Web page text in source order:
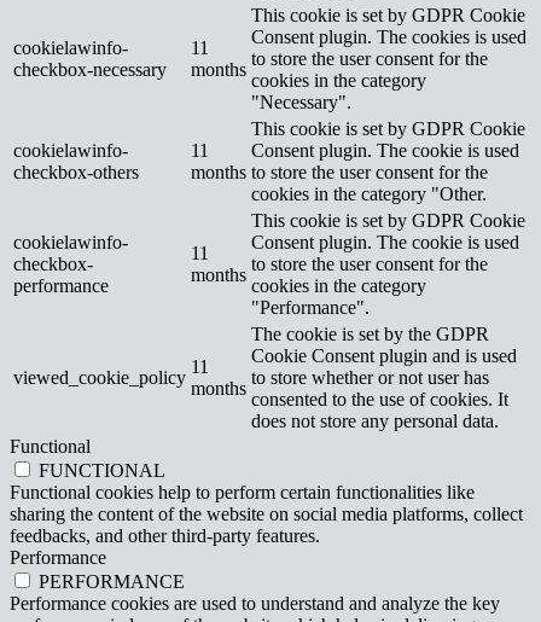
cookielawinfo-
checkbox-necessary
11
months
This cookie is set by GDPR Cookie
Consent plugin. The cookies is used
to store the user consent for the
cookies in the category
"Necessary".
cookielawinfo-
checkbox-others
11
months
This cookie is set by GDPR Cookie
Consent plugin. The cookie is used
to store the user consent for the
cookies in the category "Other.
cookielawinfo-
checkbox-
performance
11
months
This cookie is set by GDPR Cookie
Consent plugin. The cookie is used
to store the user consent for the
cookies in the category
"Performance".
viewed_cookie_policy
11
months
The cookie is set by the GDPR
Cookie Consent plugin and is used
to store whether or not user has
consented to the use of cookies. It
does not store any personal data.
Functional
FUNCTIONAL
Functional cookies help to perform certain functionalities like
sharing the content of the website on social media platforms, collect
feedbacks, and other third-party features.
Performance
PERFORMANCE
Performance cookies are used to understand and analyze the key